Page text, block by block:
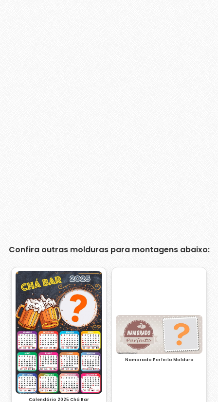
Confira outras molduras para montagens abaixo:
Calendário 2025 Chá Bar
Namorado Perfeito Moldura